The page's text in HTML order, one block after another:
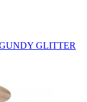
GLITTER